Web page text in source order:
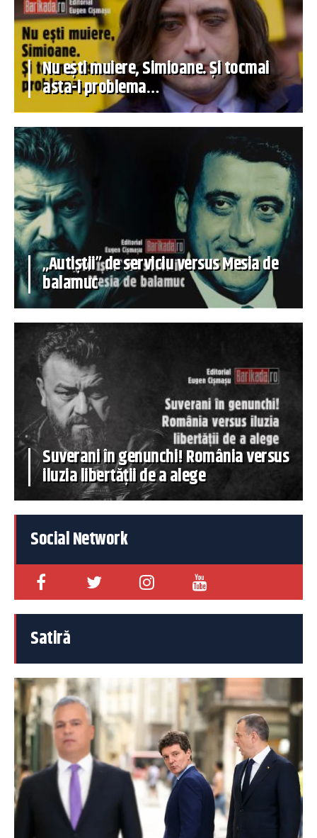
Nu ești muiere, Simioane. Și tocmai
asta-i problema…
„Autiștii” de serviciu versus Mesia de
balamuc
Suverani în genunchi! România versus
iluzia libertății de a alege
Social Network
Satiră